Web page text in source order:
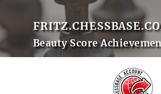
Beauty Score